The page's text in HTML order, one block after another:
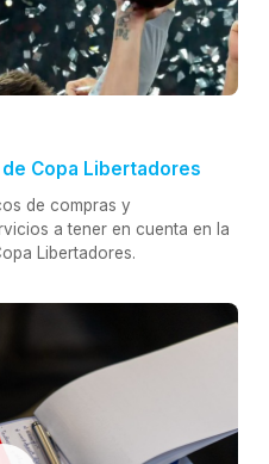
Copa Libertadores
de compras y
a tener en cuenta en la
Libertadores.